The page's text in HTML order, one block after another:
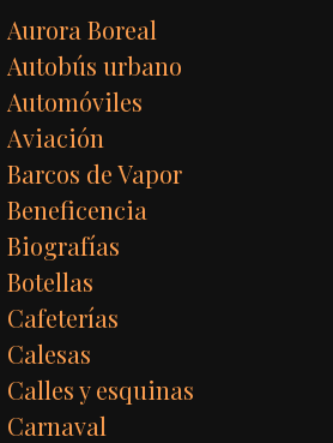
Aurora Boreal
Autobús urbano
Automóviles
Aviación
Barcos de Vapor
Beneficencia
Biografías
Botellas
Cafeterías
Calesas
Calles y esquinas
Carnaval